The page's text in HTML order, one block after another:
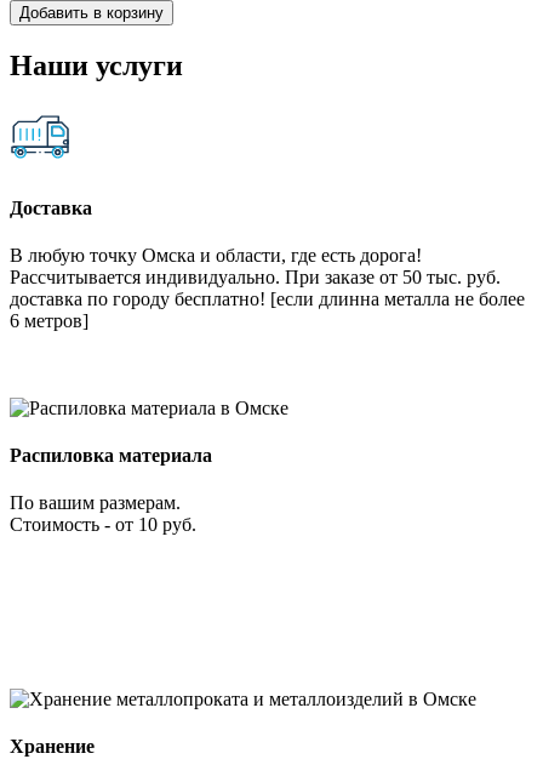
Добавить в корзину
Наши услуги
Доставка
В любую точку Омска и области, где есть дорога!
Рассчитывается индивидуально. При заказе от 50 тыс. руб.
доставка по городу бесплатно! [если длинна металла не более
6 метров]
Распиловка материала
По вашим размерам.
Стоимость - от 10 руб.
Хранение